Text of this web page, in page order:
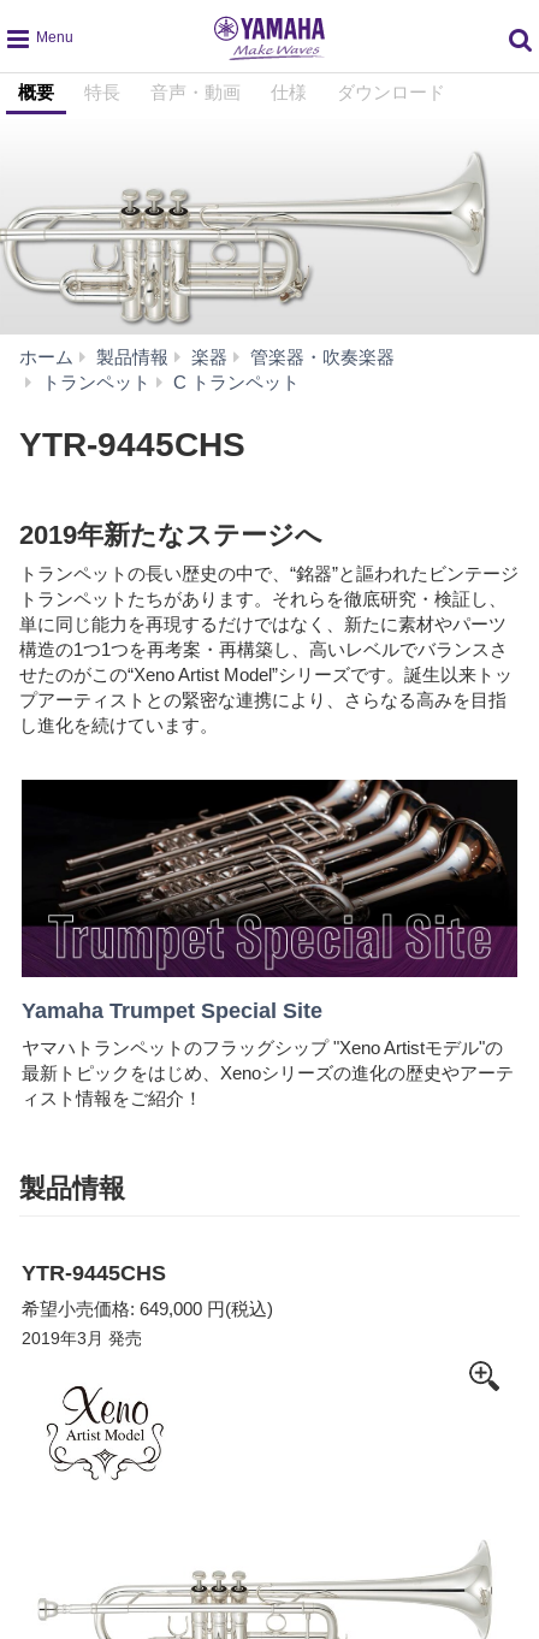
global
navigation
概要 特長 音声・動画 仕様 ダウンロード
ホーム 製品情報 楽器
管楽器・吹奏楽器
トランペット
C トランペット
YTR-9445CHS
2019年新たなステージへ
トランペットの長い歴史の中で、“銘器”と謳われたビンテージ
トランペットたちがあります。それらを徹底研究・検証し、
単に同じ能力を再現するだけではなく、新たに素材やパーツ
構造の1つ1つを再考案・再構築し、高いレベルでバランスさ
せたのがこの“Xeno Artist Model”シリーズです。誕生以来トッ
プアーティストとの緊密な連携により、さらなる高みを目指
し進化を続けています。
Yamaha Trumpet Special Site
ヤマハトランペットのフラッグシップ "Xeno Artistモデル"の
最新トピックをはじめ、Xenoシリーズの進化の歴史やアーテ
ィスト情報をご紹介！
製品情報
YTR-9445CHS
希望小売価格: 649,000 円(税込)
2019年3月 発売